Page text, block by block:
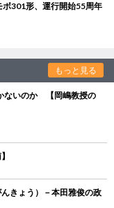
301形、運行開始55周年
もっと見る
ないのか 【岡嶋教授の
きょう）－本田雅俊の政